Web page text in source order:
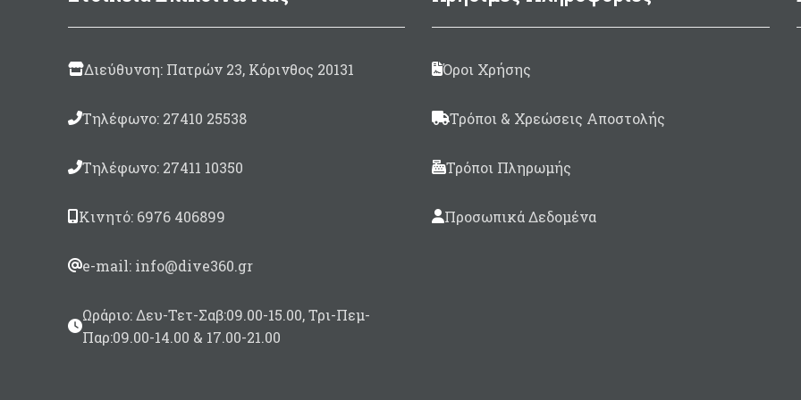
Διεύθυνση: Πατρών 23, Κόρινθος 20131
Τηλέφωνο: 27410 25538
Τηλέφωνο: 27411 10350
Κινητό: 6976 406899
e-mail: info@dive360.gr
Ωράριο: Δευ-Τετ-Σαβ:09.00-15.00, Τρι-Πεμ-
Παρ:09.00-14.00 & 17.00-21.00
Όροι Χρήσης
Τρόποι & Χρεώσεις Αποστολής
Τρόποι Πληρωμής
Προσωπικά Δεδομένα